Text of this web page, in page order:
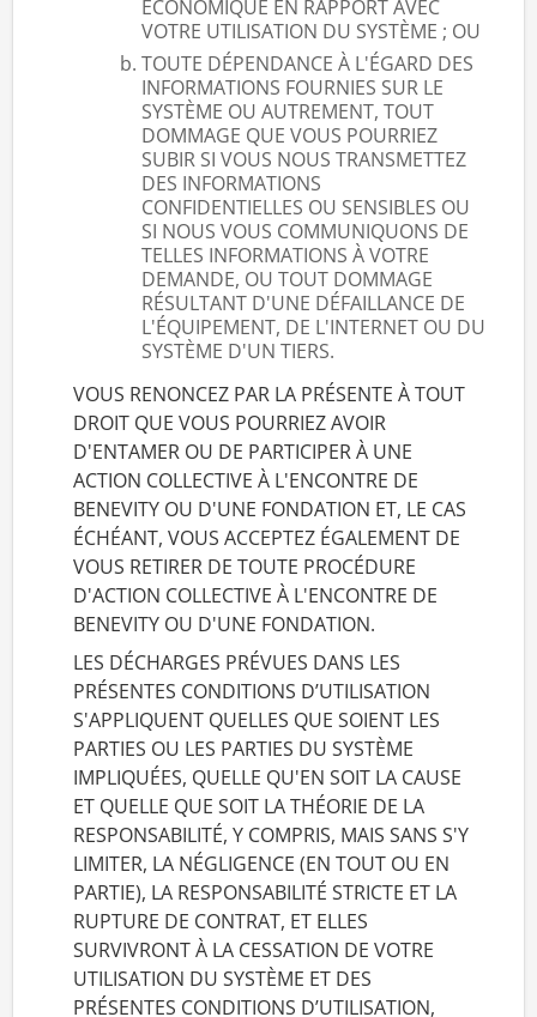
ÉCONOMIQUE EN RAPPORT AVEC
VOTRE UTILISATION DU SYSTÈME ; OU
TOUTE DÉPENDANCE À L'ÉGARD DES
INFORMATIONS FOURNIES SUR LE
SYSTÈME OU AUTREMENT, TOUT
DOMMAGE QUE VOUS POURRIEZ
SUBIR SI VOUS NOUS TRANSMETTEZ
DES INFORMATIONS
CONFIDENTIELLES OU SENSIBLES OU
SI NOUS VOUS COMMUNIQUONS DE
TELLES INFORMATIONS À VOTRE
DEMANDE, OU TOUT DOMMAGE
RÉSULTANT D'UNE DÉFAILLANCE DE
L'ÉQUIPEMENT, DE L'INTERNET OU DU
SYSTÈME D'UN TIERS.
VOUS RENONCEZ PAR LA PRÉSENTE À TOUT
DROIT QUE VOUS POURRIEZ AVOIR
D'ENTAMER OU DE PARTICIPER À UNE
ACTION COLLECTIVE À L'ENCONTRE DE
BENEVITY OU D'UNE FONDATION ET, LE CAS
ÉCHÉANT, VOUS ACCEPTEZ ÉGALEMENT DE
VOUS RETIRER DE TOUTE PROCÉDURE
D'ACTION COLLECTIVE À L'ENCONTRE DE
BENEVITY OU D'UNE FONDATION.
LES DÉCHARGES PRÉVUES DANS LES
PRÉSENTES CONDITIONS D’UTILISATION
S'APPLIQUENT QUELLES QUE SOIENT LES
PARTIES OU LES PARTIES DU SYSTÈME
IMPLIQUÉES, QUELLE QU'EN SOIT LA CAUSE
ET QUELLE QUE SOIT LA THÉORIE DE LA
RESPONSABILITÉ, Y COMPRIS, MAIS SANS S'Y
LIMITER, LA NÉGLIGENCE (EN TOUT OU EN
PARTIE), LA RESPONSABILITÉ STRICTE ET LA
RUPTURE DE CONTRAT, ET ELLES
SURVIVRONT À LA CESSATION DE VOTRE
UTILISATION DU SYSTÈME ET DES
PRÉSENTES CONDITIONS D’UTILISATION,